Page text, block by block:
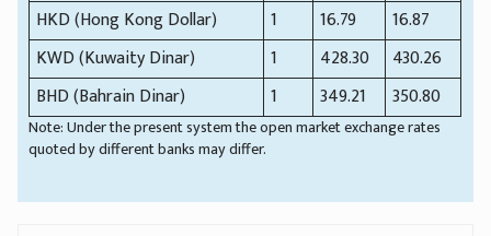
HKD (Hong Kong Dollar)
1 16.79
16.87
KWD (Kuwaity Dinar)
1 428.30
430.26
BHD (Bahrain Dinar)
1 349.21 350.80
Note: Under the present system the open market exchange rates
quoted by different banks may differ.